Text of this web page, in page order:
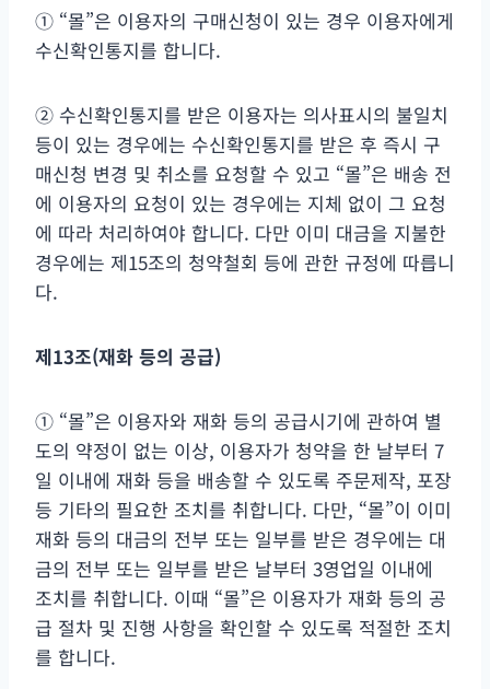
① “몰”은 이용자의 구매신청이 있는 경우 이용자에게
수신확인통지를 합니다.
② 수신확인통지를 받은 이용자는 의사표시의 불일치
등이 있는 경우에는 수신확인통지를 받은 후 즉시 구
매신청 변경 및 취소를 요청할 수 있고 “몰”은 배송 전
에 이용자의 요청이 있는 경우에는 지체 없이 그 요청
에 따라 처리하여야 합니다. 다만 이미 대금을 지불한
경우에는 제15조의 청약철회 등에 관한 규정에 따릅니
다.
제13조(재화 등의 공급)
① “몰”은 이용자와 재화 등의 공급시기에 관하여 별
도의 약정이 없는 이상, 이용자가 청약을 한 날부터 7
일 이내에 재화 등을 배송할 수 있도록 주문제작, 포장
등 기타의 필요한 조치를 취합니다. 다만, “몰”이 이미
재화 등의 대금의 전부 또는 일부를 받은 경우에는 대
금의 전부 또는 일부를 받은 날부터 3영업일 이내에
조치를 취합니다. 이때 “몰”은 이용자가 재화 등의 공
급 절차 및 진행 사항을 확인할 수 있도록 적절한 조치
를 합니다.